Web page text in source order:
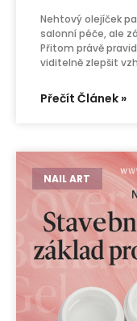
Nehtový olejíček
salonní péče, ale
Přitom právě
viditelně zlepšit
Přečít Článek »
NAIL ART